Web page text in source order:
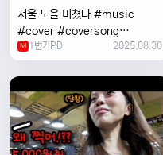
서울 노을 미쳤다 #music
#cover #coversong
#singer #서울 #노을 #한국 #
한강
M 1번가PD 2025.08.30